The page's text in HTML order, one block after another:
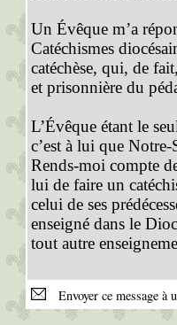
Un Évêque m’a
Catéchismes
catéchèse, qui, de
et prisonnière du
L’Évêque étant le
c’est à lui que Notre-
Rends-moi compte
lui de faire un
celui de ses
enseigné dans le
tout autre
Envoyer ce message à